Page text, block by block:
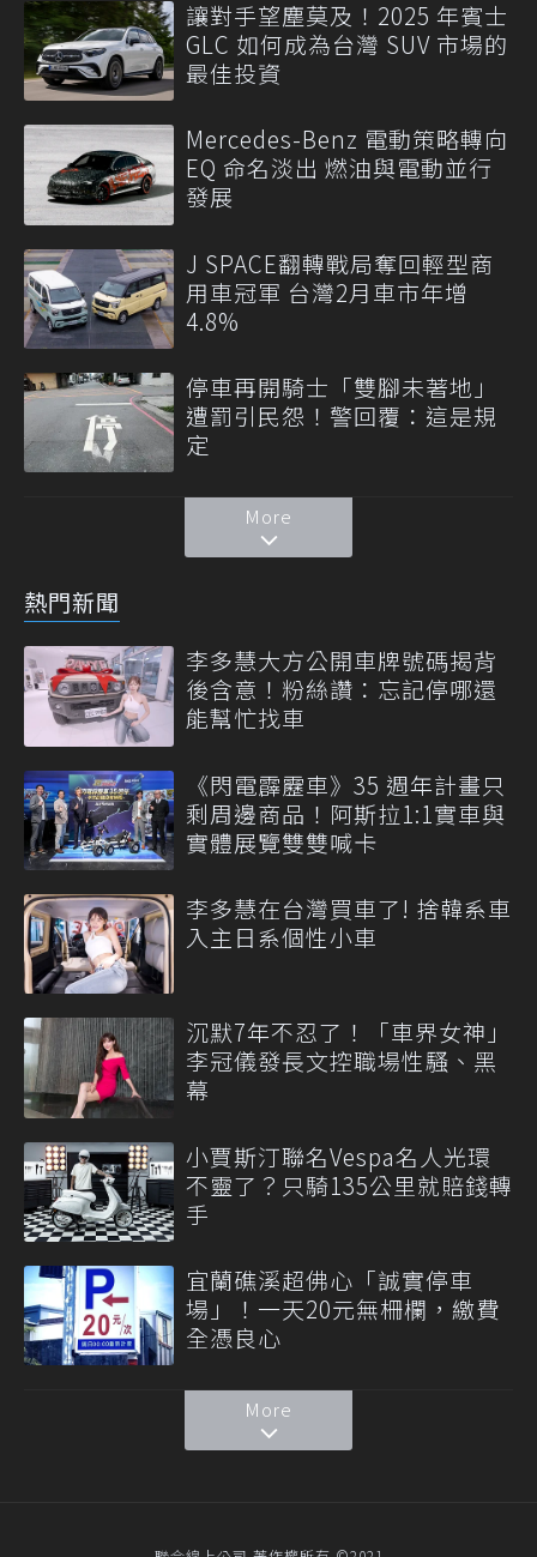
讓對手望塵莫及！2025 年賓士
GLC 如何成為台灣 SUV 市場的
最佳投資
Mercedes-Benz 電動策略轉向
EQ 命名淡出 燃油與電動並行
發展
J SPACE翻轉戰局奪回輕型商
用車冠軍 台灣2月車市年增
4.8%
停車再開騎士「雙腳未著地」
遭罰引民怨！警回覆：這是規
定
More
熱門新聞
李多慧大方公開車牌號碼揭背
後含意！粉絲讚：忘記停哪還
能幫忙找車
《閃電霹靂車》35 週年計畫只
剩周邊商品！阿斯拉1:1實車與
實體展覽雙雙喊卡
李多慧在台灣買車了! 捨韓系車
入主日系個性小車
沉默7年不忍了！「車界女神」
李冠儀發長文控職場性騷、黑
幕
小賈斯汀聯名Vespa名人光環
不靈了？只騎135公里就賠錢轉
手
宜蘭礁溪超佛心「誠實停車
場」！一天20元無柵欄，繳費
全憑良心
More